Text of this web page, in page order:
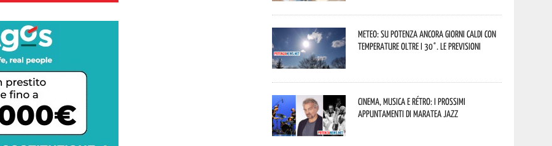
Meteo: su Potenza ancora giorni caldi con
temperature oltre i 30°. Le previsioni
Cinema, musica e rétro: i prossimi
appuntamenti di Maratea Jazz